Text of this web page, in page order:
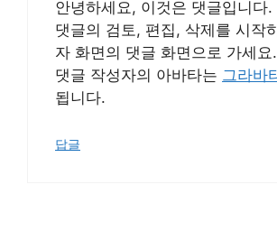
안녕하세요, 이것은 댓글입니다.
댓글의 검토, 편집, 삭제를 시작
자 화면의 댓글 화면으로 가세요.
댓글 작성자의 아바타는 그라바
됩니다.
답글